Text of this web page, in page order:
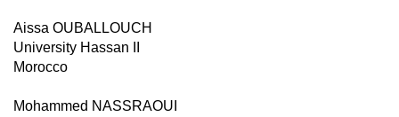
Aissa OUBALLOUCH
University Hassan II
Morocco
Mohammed NASSRAOUI